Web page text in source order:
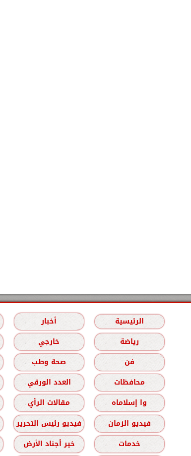
الرئيسية أخبار
رياضة
خارجي
فن
صحة وطب
محافظات
العدد الورقي
وا إسلاماه
مقالات الرأي
فيديو الزمان
فيديو رئيس التحرير
خدمات
خير أجناد الأرض